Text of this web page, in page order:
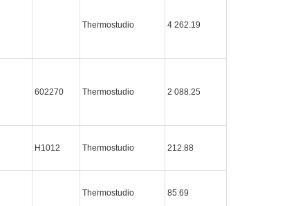
Thermostudio 4 262.19
602270 Thermostudio 2 088.25
Н1012 Thermostudio 212.88
Thermostudio 85.69